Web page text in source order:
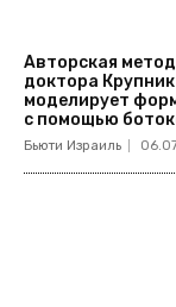
Авторская
доктора Крупник
моделирует
с помощью
Бьюти Израиль